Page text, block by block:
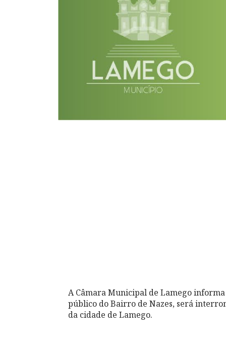
A Câmara Municipal de Lamego
público do Bairro de Nazes, será
da cidade de Lamego.